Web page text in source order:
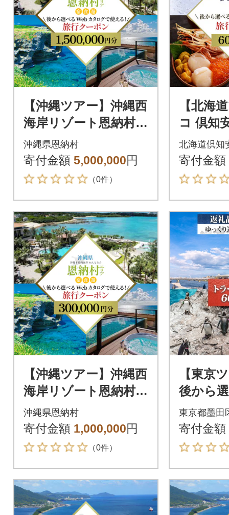
【沖縄ツアー】沖縄西
海岸リゾート恩納村
後から選べる旅行ク
ーポン150万円分
沖縄県恩納村
寄付金額 5,000,000円
（0件）
【北海
コ 倶知
ログ用
券
北海道倶知
寄付金額
【沖縄ツアー】沖縄西
海岸リゾート恩納村
後から選べる旅行ク
ーポン30万分
沖縄県恩納村
寄付金額 1,000,000円
（0件）
【東京
後から
bカタロ
旅行ク
円分)
東京都墨田
寄付金額